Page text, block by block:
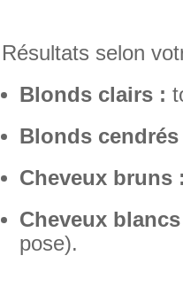
Résultats selon
Blonds clairs :
Blonds cendrés
Cheveux bruns :
Cheveux
pose).